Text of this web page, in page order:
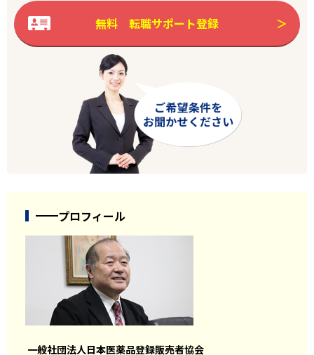
無料 転職サポート登録
プロフィール
一般社団法人日本医薬品登録販売者協会